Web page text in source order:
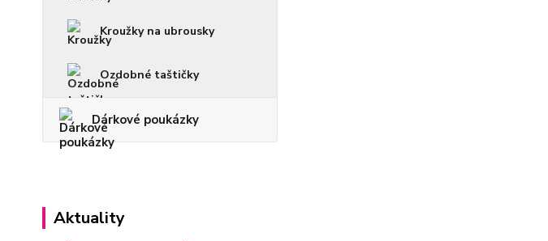
Kroužky na ubrousky
Ozdobné taštičky
Dárkové poukázky
Aktuality